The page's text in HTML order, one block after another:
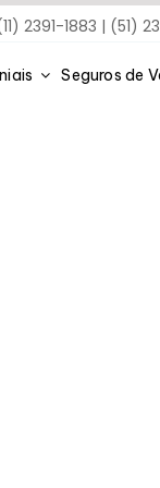
2391-1883 | (51)
Seguros de